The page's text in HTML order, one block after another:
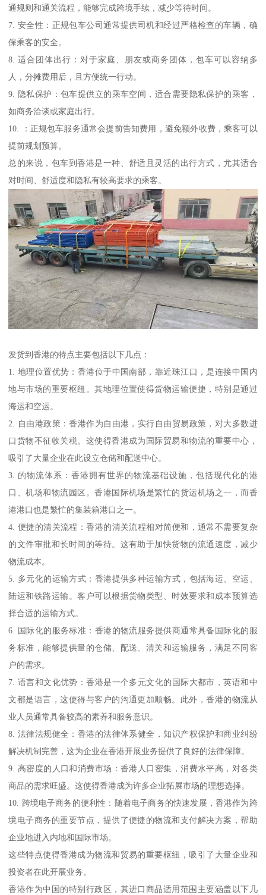
通规则和通关流程，能够完成跨境手续，减少等待时间。
7. 安全性：正规包车公司通常提供司机和经过严格检查的车辆，确
保乘客的安全。
8. 适合团体出行：对于家庭、朋友或商务团体，包车可以容纳多
人，分摊费用后，且方便统一行动。
9. 隐私保护：包车提供立的乘车空间，适合需要隐私保护的乘客，
如商务洽谈或家庭出行。
10. ：正规包车服务通常会提前告知费用，避免额外收费，乘客可以
提前规划预算。
总的来说，包车到香港是一种、舒适且灵活的出行方式，尤其适合
对时间、舒适度和隐私有较高要求的乘客。
发货到香港的特点主要包括以下几点：
1. 地理位置优势：香港位于中国南部，靠近珠江口，是连接中国内
地与市场的重要枢纽。其地理位置使得货物运输便捷，特别是通过
海运和空运。
2. 自由港政策：香港作为自由港，实行自由贸易政策，对大多数进
口货物不征收关税。这使得香港成为国际贸易和物流的重要中心，
吸引了大量企业在此设立仓储和配送中心。
3. 的物流体系：香港拥有世界的物流基础设施，包括现代化的港
口、机场和物流园区。香港国际机场是繁忙的货运机场之一，而香
港港口也是繁忙的集装箱港口之一。
4. 便捷的清关流程：香港的清关流程相对简便和，通常不需要复杂
的文件审批和长时间的等待。这有助于加快货物的流通速度，减少
物流成本。
5. 多元化的运输方式：香港提供多种运输方式，包括海运、空运、
陆运和铁路运输。客户可以根据货物类型、时效要求和成本预算选
择合适的运输方式。
6. 国际化的服务标准：香港的物流服务提供商通常具备国际化的服
务标准，能够提供量的仓储、配送、清关和运输服务，满足不同客
户的需求。
7. 语言和文化优势：香港是一个多元文化的国际大都市，英语和中
文都是语言，这使得与客户的沟通更加顺畅。此外，香港的物流从
业人员通常具备较高的素养和服务意识。
8. 法律法规健全：香港的法律体系健全，知识产权保护和商业纠纷
解决机制完善，这为企业在香港开展业务提供了良好的法律保障。
9. 高密度的人口和消费市场：香港人口密集，消费水平高，对各类
商品的需求旺盛。这使得香港成为许多企业拓展市场的理想选择。
10. 跨境电子商务的便利性：随着电子商务的快速发展，香港作为跨
境电子商务的重要节点，提供了便捷的物流和支付解决方案，帮助
企业地进入内地和国际市场。
这些特点使得香港成为物流和贸易的重要枢纽，吸引了大量企业和
投资者在此开展业务。
香港作为中国的特别行政区，其进口商品适用范围主要涵盖以下几